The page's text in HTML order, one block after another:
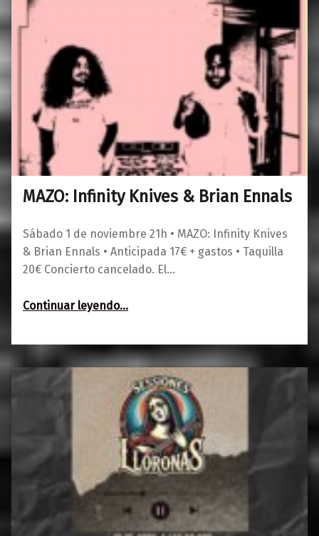
MAZO: Infinity Knives & Brian Ennals
Sábado 1 de noviembre 21h • MAZO: Infinity Knives
& Brian Ennals • Anticipada 17€ + gastos • Taquilla
20€ Concierto cancelado. El…
Continuar leyendo“MAZO: Infinity Knives & Brian Ennals”
…
01/10/20250
Maravillas